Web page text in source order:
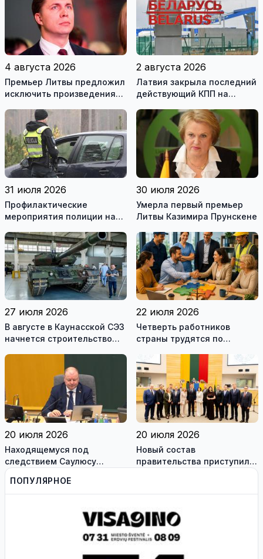
4 августа 2026
Премьер Литвы предложил
исключить произведения
рекомендуемой
литературы
2 августа 2026
Латвия закрыла последний
действующий КПП на
31 июля 2026
Профилактические
мероприятия полиции на
30 июля 2026
Умерла первый премьер
Литвы Казимира Прунскене
27 июля 2026
В августе в Каунасской СЭЗ
начнется строительство
22 июля 2026
Четверть работников
страны трудятся по
это выгодно и
сотрудникам, и
работодателям
20 июля 2026
Находящемуся под
следствием Саулюсу
Сквернялису временно
разрешили выехать за
границу
20 июля 2026
Новый состав
правительства приступил к
ПОПУЛЯРНОЕ